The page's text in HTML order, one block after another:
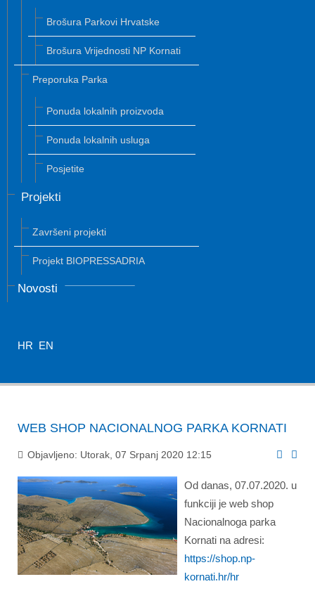
Brošura Parkovi Hrvatske
Brošura Vrijednosti NP Kornati
Preporuka Parka
Ponuda lokalnih proizvoda
Ponuda lokalnih usluga
Posjetite
Projekti
Završeni projekti
Projekt BIOPRESSADRIA
Novosti
HR EN
WEB SHOP NACIONALNOG PARKA KORNATI
Objavljeno: Utorak, 07 Srpanj 2020 12:15
Od danas, 07.07.2020. u
funkciji je web shop
Nacionalnoga parka
Kornati na adresi:
https://shop.np-
kornati.hr/hr